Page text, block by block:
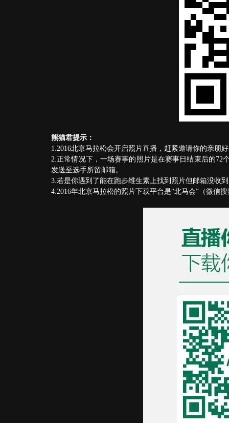
熊猫君提示：
1.2016北京马拉松会开启照片直播，赶紧邀请你的亲朋
2.正常情况下，一场赛事的照片是在赛事日结束后的72
发送至选手所留邮箱。
3.若是你遇到了能在跑步维生素上找到照片但邮箱没收
4.2016年北京马拉松的照片下载平台是“北马会”（微信